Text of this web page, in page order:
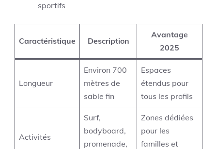
sportifs
Caractéristique Description
Avantage
2025
Longueur
Environ 700
mètres de
sable fin
Espaces
étendus pour
tous les profils
Activités
Surf,
bodyboard,
promenade,
Zones dédiées
pour les
familles et